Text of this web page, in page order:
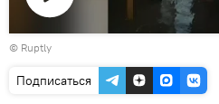
Воспроизвести
видео
© Ruptly
Подписаться